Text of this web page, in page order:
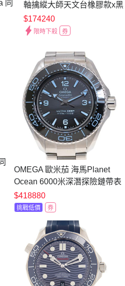
同
軸擒縱大師天文台橡膠款x黑
x42mm
$174240
限時下殺 券
OMEGA 歐米茄 海馬Planet
Ocean 6000米深潛探險鏈帶表
(
215.30.46.21.03.002)x45.5mm
$418880
挑戰低價 券